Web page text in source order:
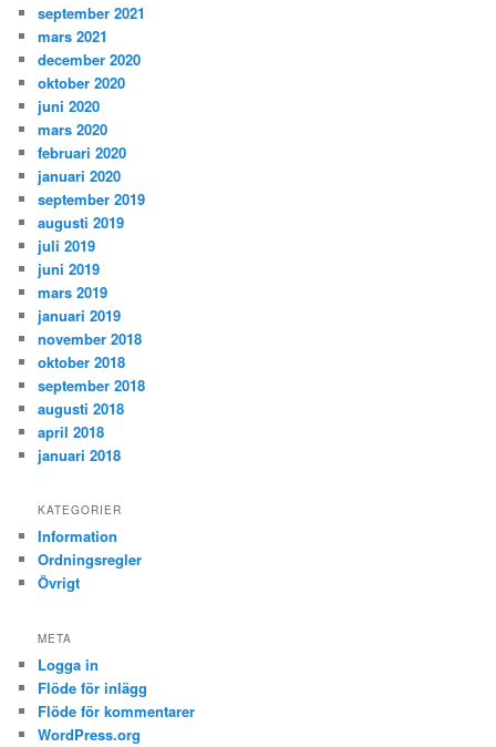
september 2021
mars 2021
december 2020
oktober 2020
juni 2020
mars 2020
februari 2020
januari 2020
september 2019
augusti 2019
juli 2019
juni 2019
mars 2019
januari 2019
november 2018
oktober 2018
september 2018
augusti 2018
april 2018
januari 2018
KATEGORIER
Information
Ordningsregler
Övrigt
META
Logga in
Flöde för inlägg
Flöde för kommentarer
WordPress.org